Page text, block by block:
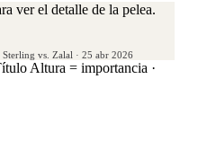
ver el detalle de la pelea.
vs. Zalal · 25 abr 2026
Altura = importancia ·